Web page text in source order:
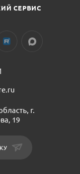
СЕРВИС
г.
19